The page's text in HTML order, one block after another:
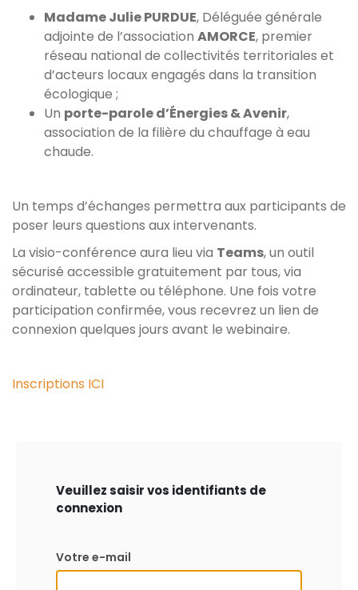
Madame Julie PURDUE, Déléguée générale
adjointe de l’association AMORCE, premier
réseau national de collectivités territoriales et
d’acteurs locaux engagés dans la transition
écologique ;
Un porte-parole d’Énergies & Avenir,
association de la filière du chauffage à eau
chaude.
Un temps d’échanges permettra aux participants de
poser leurs questions aux intervenants.
La visio-conférence aura lieu via Teams, un outil
sécurisé accessible gratuitement par tous, via
ordinateur, tablette ou téléphone. Une fois votre
participation confirmée, vous recevrez un lien de
connexion quelques jours avant le webinaire.
Inscriptions ICI
Veuillez saisir vos identifiants de
connexion
Votre e-mail